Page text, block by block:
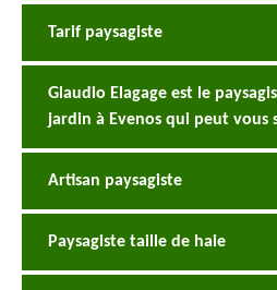
Tarif paysagiste
Glaudio Elagage est le
jardin à Evenos qui peut vous
Artisan paysagiste
Paysagiste taille de haie